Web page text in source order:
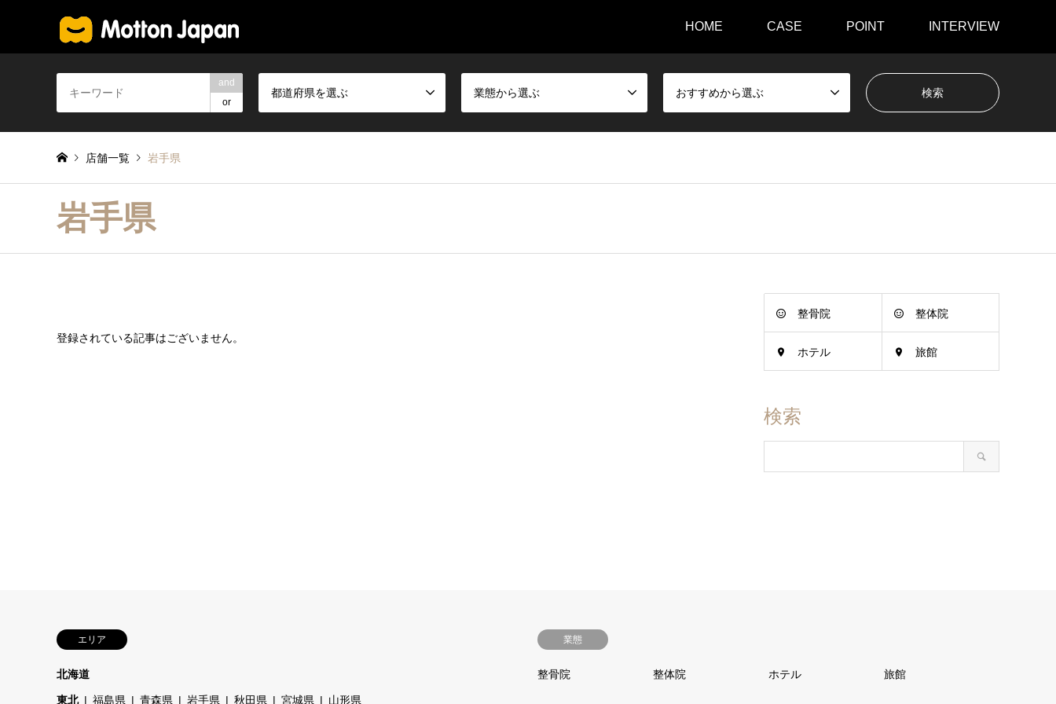
HOME CASE POINT INTERVIEW
and
or
都道府県を選ぶ 業態から選ぶ おすすめから選ぶ
店舗一覧 岩手県
岩手県
登録されている記事はございません。
整骨院 整体院
ホテル 旅館
検索
エリア
北海道
東北 福島県 青森県 岩手県 秋田県 宮城県 山形県
業態
整骨院 整体院 ホテル 旅館